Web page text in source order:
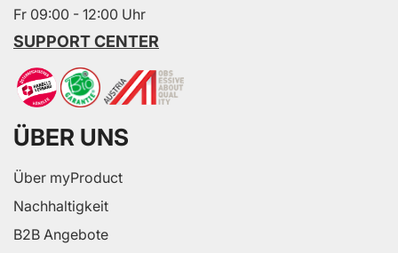
Fr 09:00 - 12:00 Uhr
SUPPORT CENTER
ÜBER UNS
Über myProduct
Nachhaltigkeit
B2B Angebote